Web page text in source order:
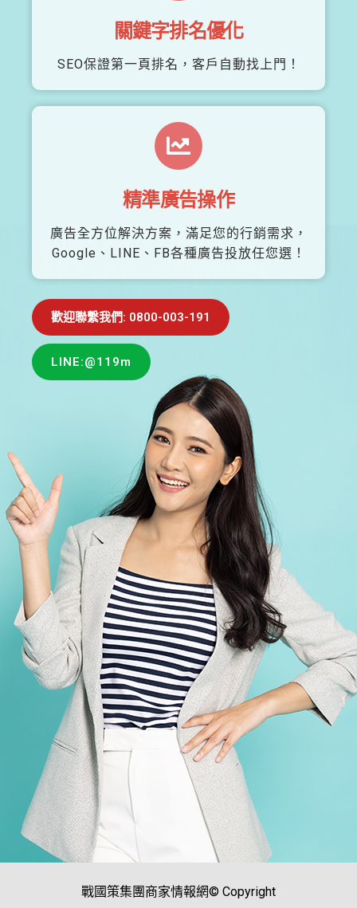
關鍵字排名優化
SEO保證第一頁排名，客戶自動找上門！
精準廣告操作
廣告全方位解決方案，滿足您的行銷需求，
Google、LINE、FB各種廣告投放任您選！
歡迎聯繫我們: 0800-003-191
LINE:@119m
戰國策集團商家情報網© Copyright